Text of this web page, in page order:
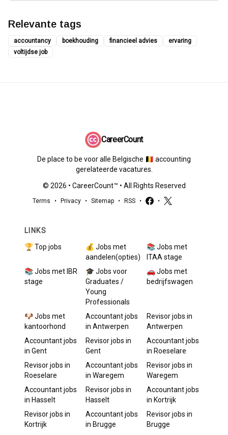
Relevante tags
accountancy boekhouding financieel advies
ervaring
voltijdse job
CareerCount
De place to be voor alle Belgische 🇧🇪 accounting
gerelateerde vacatures.
© 2026 • CareerCount™ • All Rights Reserved
Terms • Privacy • Sitemap • RSS • •
LINKS
🏆 Top jobs
💰 Jobs met
aandelen(opties)
📚 Jobs met
ITAA stage
📚 Jobs met IBR
stage
🎓 Jobs voor
Graduates /
Young
Professionals
🚗 Jobs met
bedrijfswagen
🐶 Jobs met
kantoorhond
Accountantjobs
in Antwerpen
Revisorjobs in
Antwerpen
Accountantjobs
in Gent
Revisorjobs in
Gent
Accountantjobs
in Roeselare
Revisorjobs in
Roeselare
Accountantjobs
in Waregem
Revisorjobs in
Waregem
Accountantjobs
in Hasselt
Revisorjobs in
Hasselt
Accountantjobs
in Kortrijk
Revisorjobs in
Kortrijk
Accountantjobs
in Brugge
Revisorjobs in
Brugge